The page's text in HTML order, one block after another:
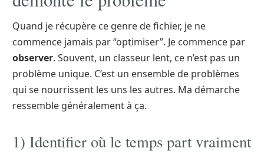
Quand je récupère ce genre de fichier, je ne
commence jamais par “optimiser”. Je commence par
observer. Souvent, un classeur lent, ce n’est pas un
problème unique. C’est un ensemble de problèmes
qui se nourrissent les uns les autres. Ma démarche
ressemble généralement à ça.
1) Identifier où le temps part vraiment